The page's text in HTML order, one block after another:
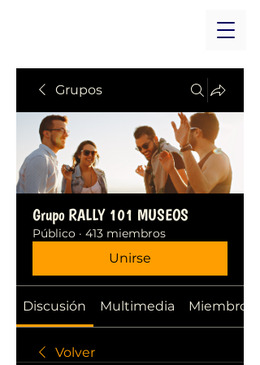
Grupos
Grupo RALLY 101 MUSEOS
Público · 413 miembros
Unirse
Discusión Multimedia Miembros
Volver